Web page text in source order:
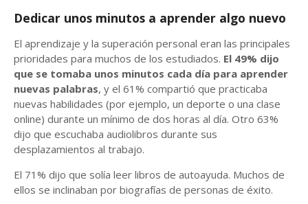
Dedicar unos minutos a aprender algo nuevo
El aprendizaje y la superación personal eran las principales
prioridades para muchos de los estudiados. El 49% dijo
que se tomaba unos minutos cada día para aprender
nuevas palabras, y el 61% compartió que practicaba
nuevas habilidades (por ejemplo, un deporte o una clase
online) durante un mínimo de dos horas al día. Otro 63%
dijo que escuchaba audiolibros durante sus
desplazamientos al trabajo.
El 71% dijo que solía leer libros de autoayuda. Muchos de
ellos se inclinaban por biografías de personas de éxito.